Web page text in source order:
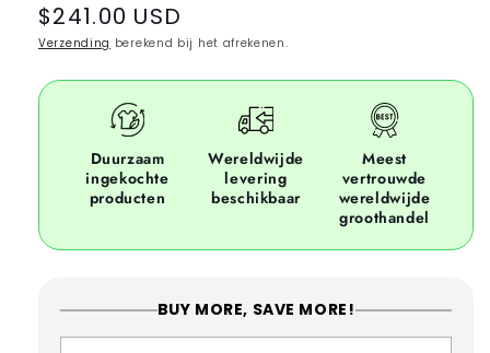
Regular
price
$241.00 USD
Verzending berekend bij het afrekenen.
Duurzaam
ingekochte
producten
Wereldwijde
levering
beschikbaar
Meest
vertrouwde
wereldwijde
groothandel
BUY MORE, SAVE MORE!